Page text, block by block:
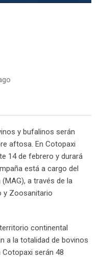
y bufalinos serán
aftosa. En Cotopaxi
14 de febrero y durará
está a cargo del
a través de la
y Zoosanitario
continental
a la totalidad de bovinos
Cotopaxi serán 48